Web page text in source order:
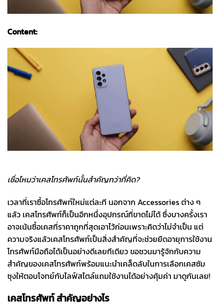
Content:
เชื่อไหมว่าเคสโทรศัพท์นั้นสำคัญกว่าที่คิด?
เวลาที่เราซื้อโทรศัพท์ใหม่แต่ละที นอกจาก Accessories ต่าง ๆ
แล้ว เคสโทรศัพท์ก็เป็นอีกหนึ่งอุปกรณ์ที่ขาดไม่ได้ ซึ่งบางครั้งเรา
อาจเน้นซื้อเคสที่ราคาถูกที่สุดเอาไว้ก่อนเพราะคิดว่าไม่จำเป็น แต่
ความจริงแล้วเคสโทรศัพท์เป็นสิ่งสำคัญที่จะช่วยยืดอายุการใช้งาน
โทรศัพท์มือถือได้เป็นอย่างดีเลยทีเดียว ขอชวนมารู้จักกับความ
สำคัญของเคสโทรศัพท์พร้อมแนะนำเคล็ดลับในการเลือกเคสซัม
ซุงให้ตอบโจทย์กับไลฟ์สไตล์แถมใช้งานได้อย่างคุ้มค่า มาดูกันเลย!
เคสโทรศัพท์ สำคัญอย่างไร